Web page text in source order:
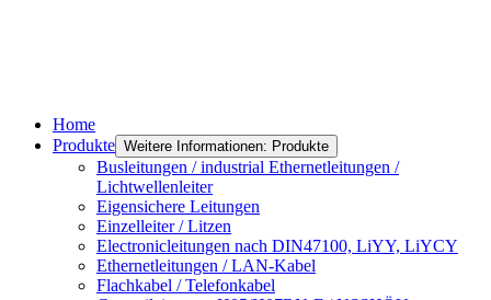
Home
Produkte Weitere Informationen: Produkte
Busleitungen / industrial Ethernetleitungen /
Lichtwellenleiter
Eigensichere Leitungen
Einzelleiter / Litzen
Electronicleitungen nach DIN47100, LiYY, LiYCY
Ethernetleitungen / LAN-Kabel
Flachkabel / Telefonkabel